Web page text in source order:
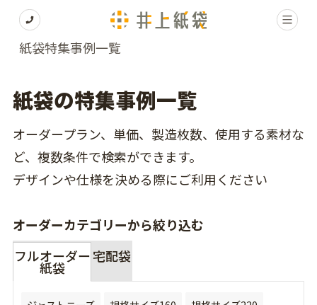
紙袋特集事例一覧
紙袋の特集事例一覧
オーダープラン、単価、製造枚数、使用する素材な
ど、複数条件で検索ができます。
デザインや仕様を決める際にご利用ください
オーダーカテゴリーから絞り込む
フルオーダー
紙袋
宅配袋